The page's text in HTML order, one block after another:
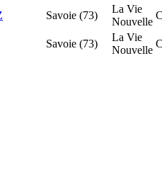
Savoie (73)
La Vie
Nouvelle
Savoie (73)
La Vie
Nouvelle